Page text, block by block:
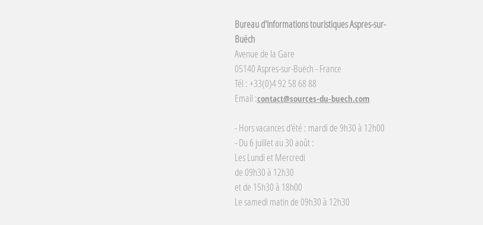
Bureau d'Informations touristiques Aspres-sur-
Buëch
Avenue de la Gare
05140 Aspres-sur-Buëch - France
Tél : +33(0)4 92 58 68 88
Email :contact@sources-du-buech.com
- Hors vacances d'été : mardi de 9h30 à 12h00
- Du 6 juillet au 30 août :
Les Lundi et Mercredi
de 09h30 à 12h30
et de 15h30 à 18h00
Le samedi matin de 09h30 à 12h30